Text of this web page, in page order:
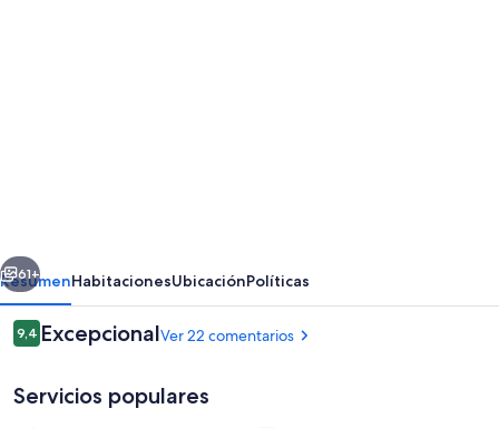
Resort
Siguiente
61+
ResumenHabitacionesUbicaciónPolíticas
Comentarios
9,49,4 de 10
ExcepcionalVer 22 comentarios
Servicios populares